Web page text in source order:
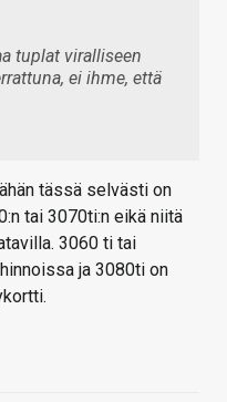
tuplat viralliseen
ei ihme, että
tässä selvästi on
tai 3070ti:n eikä niitä
3060 ti tai
ja 3080ti on